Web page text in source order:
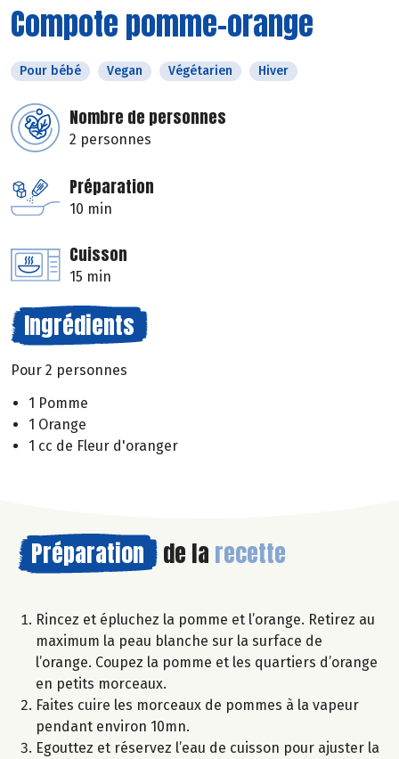
Compote pomme-orange
Pour bébé Vegan Végétarien Hiver
Nombre de personnes
2 personnes
Préparation
10 min
Cuisson
15 min
Ingrédients
Pour 2 personnes
1 Pomme
1 Orange
1 cc de Fleur d'oranger
Préparation de la recette
Rincez et épluchez la pomme et l’orange. Retirez au
maximum la peau blanche sur la surface de
l’orange. Coupez la pomme et les quartiers d’orange
en petits morceaux.
Faites cuire les morceaux de pommes à la vapeur
pendant environ 10mn.
Egouttez et réservez l’eau de cuisson pour ajuster la